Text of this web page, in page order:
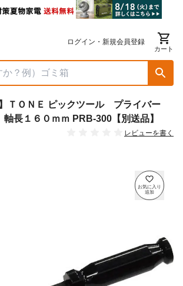
ログイン・新規会員登録
カート
】ＴＯＮＥ ピックツール プライバー
長１６０ｍｍ PRB-300【別送品】
レビューを書く